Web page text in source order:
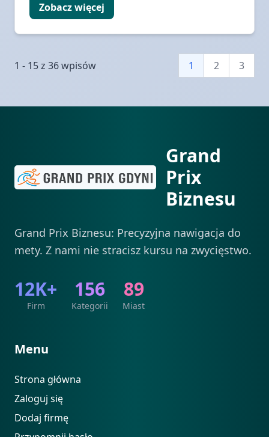
Zobacz więcej
1 - 15 z 36 wpisów 1 2 3
Grand
Prix
Biznesu
Grand Prix Biznesu: Precyzyjna nawigacja do
mety. Z nami nie stracisz kursu na zwycięstwo.
12K+
Firm
156
Kategorii
89
Miast
Menu
Strona główna
Zaloguj się
Dodaj firmę